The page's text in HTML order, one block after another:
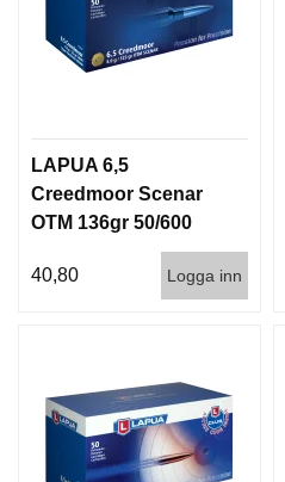
LAPUA 6,5
Creedmoor Scenar
OTM 136gr 50/600
40,80 Logga inn